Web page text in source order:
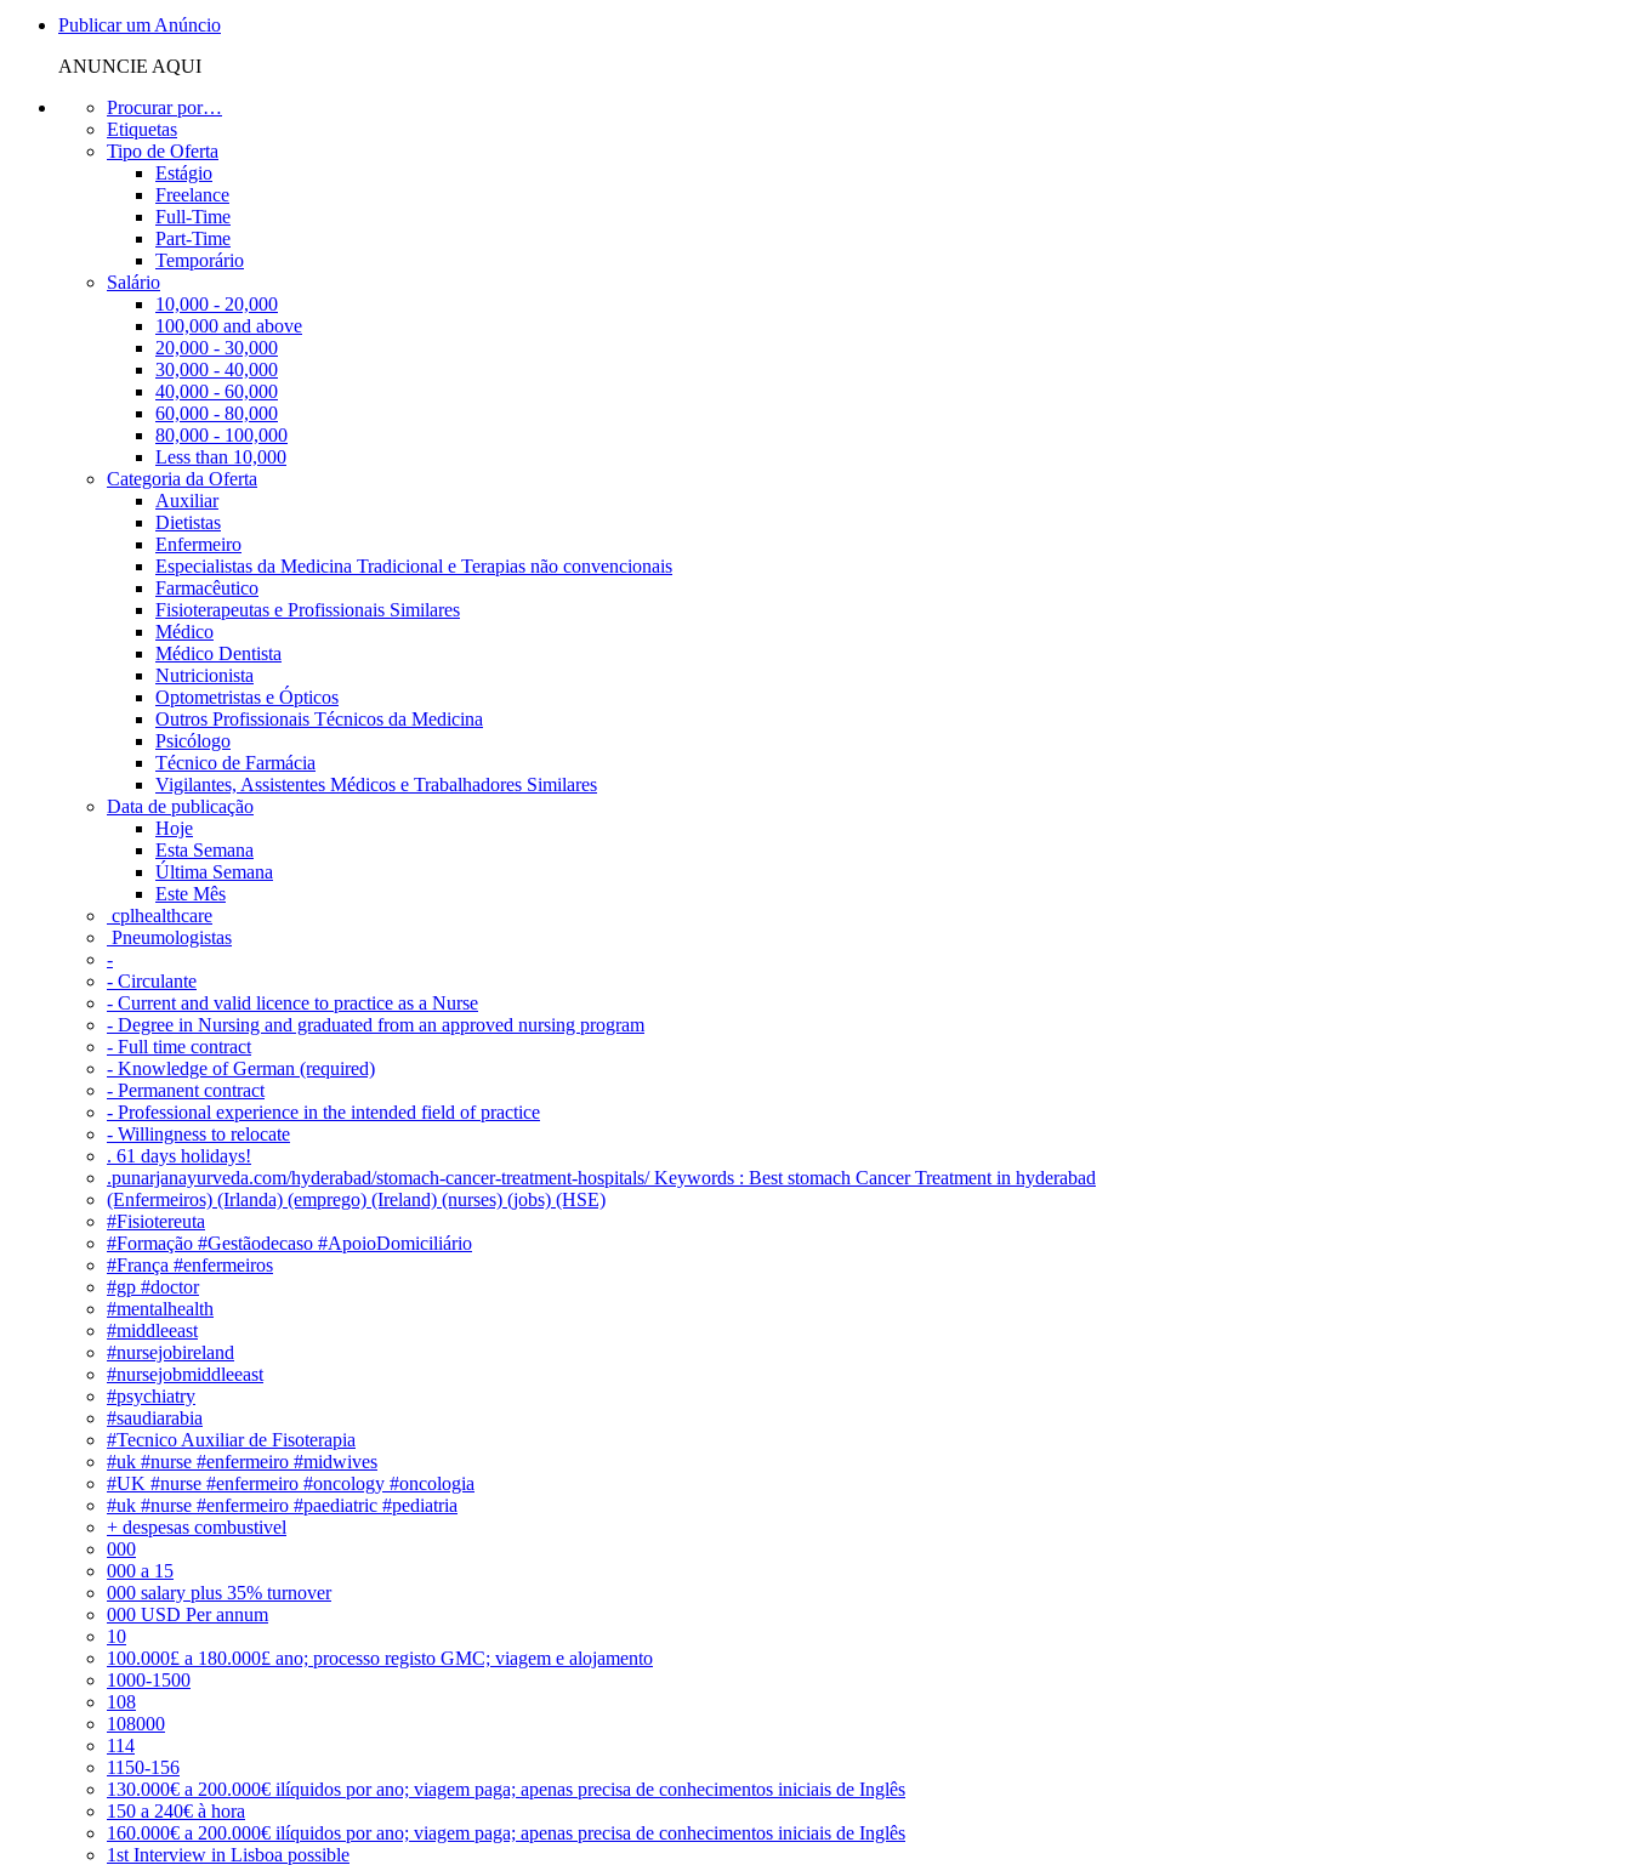
Publicar um Anúncio
ANUNCIE AQUI
Procurar por…
Etiquetas
Tipo de Oferta
Estágio
Freelance
Full-Time
Part-Time
Temporário
Salário
10,000 - 20,000
100,000 and above
20,000 - 30,000
30,000 - 40,000
40,000 - 60,000
60,000 - 80,000
80,000 - 100,000
Less than 10,000
Categoria da Oferta
Auxiliar
Dietistas
Enfermeiro
Especialistas da Medicina Tradicional e Terapias não convencionais
Farmacêutico
Fisioterapeutas e Profissionais Similares
Médico
Médico Dentista
Nutricionista
Optometristas e Ópticos
Outros Profissionais Técnicos da Medicina
Psicólogo
Técnico de Farmácia
Vigilantes, Assistentes Médicos e Trabalhadores Similares
Data de publicação
Hoje
Esta Semana
Última Semana
Este Mês
‎ cplhealthcare‬
Pneumologistas
-
- Circulante
- Current and valid licence to practice as a Nurse
- Degree in Nursing and graduated from an approved nursing program
- Full time contract
- Knowledge of German (required)
- Permanent contract
- Professional experience in the intended field of practice
- Willingness to relocate
. 61 days holidays!
.punarjanayurveda.com/hyderabad/stomach-cancer-treatment-hospitals/ Keywords : Best stomach Cancer Treatment in hyderabad
(Enfermeiros) (Irlanda) (emprego) (Ireland) (nurses) (jobs) (HSE)
#Fisiotereuta
#Formação #Gestãodecaso #ApoioDomiciliário
#França #enfermeiros
#gp #doctor
#mentalhealth
#middleeast
#nursejobireland
#nursejobmiddleeast
#psychiatry
#saudiarabia
#Tecnico Auxiliar de Fisoterapia
#uk #nurse #enfermeiro #midwives
#UK #nurse #enfermeiro #oncology #oncologia
#uk #nurse #enfermeiro #paediatric #pediatria
+ despesas combustivel
000
000 a 15
000 salary plus 35% turnover
000 USD Per annum
10
100.000£ a 180.000£ ano; processo registo GMC; viagem e alojamento
1000-1500
108
108000
114
1150-156
130.000€ a 200.000€ ilíquidos por ano; viagem paga; apenas precisa de conhecimentos iniciais de Inglês
150 a 240€ à hora
160.000€ a 200.000€ ilíquidos por ano; viagem paga; apenas precisa de conhecimentos iniciais de Inglês
1st Interview in Lisboa possible